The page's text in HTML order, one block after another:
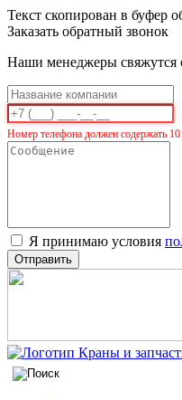
Текст скопирован в буфер
Заказать обратный звонок
Наши менеджеры свяжутся
Номер телефона должен содержать
Я принимаю условия
Отправить